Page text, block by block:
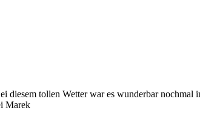
tollen Wetter war es wunderbar
Marek